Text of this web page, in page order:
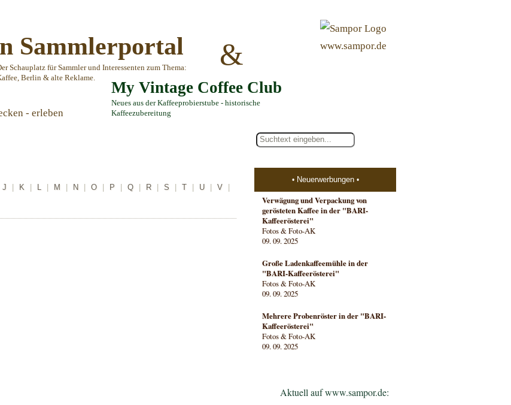
Sammlerportal
Schauplatz für Sammler und Interessenten zum Thema:
Berlin & alte Reklame.
&
My Vintage Coffee Club
Neues aus der Kaffeeprobierstube - historische
Kaffeezubereitung
www.sampor.de
- erleben
J K L M N O P Q R S T U V
Neuerwerbungen
Verwägung und Verpackung von
gerösteten Kaffee in der "BARI-
Kaffeerösterei"
Fotos & Foto-AK
09. 09. 2025
Große Ladenkaffeemühle in der
"BARI-Kaffeerösterei"
Fotos & Foto-AK
09. 09. 2025
Mehrere Probenröster in der "BARI-
Kaffeerösterei"
Fotos & Foto-AK
09. 09. 2025
Aktuell auf www.sampor.de: